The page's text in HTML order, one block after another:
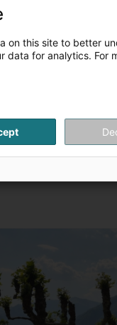
Goffin
Fonseca
coiffure
on this site to better
data for analytics. For